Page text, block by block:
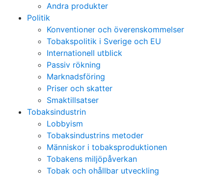
Andra produkter
Politik
Konventioner och överenskommelser
Tobakspolitik i Sverige och EU
Internationell utblick
Passiv rökning
Marknadsföring
Priser och skatter
Smaktillsatser
Tobaksindustrin
Lobbyism
Tobaksindustrins metoder
Människor i tobaksproduktionen
Tobakens miljöpåverkan
Tobak och ohållbar utveckling